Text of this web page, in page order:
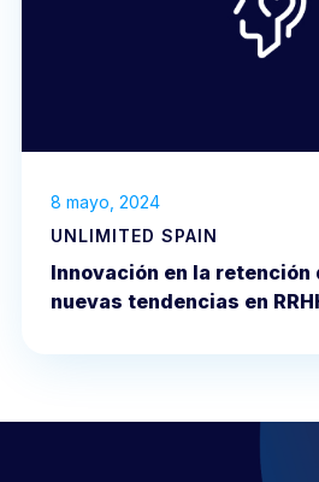
8 mayo, 2024
UNLIMITED SPAIN
Innovación en la retención
nuevas tendencias en